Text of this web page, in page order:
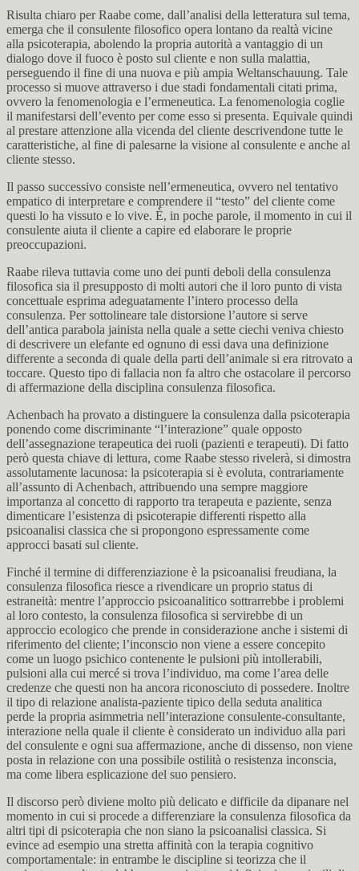
Risulta chiaro per Raabe come, dall’analisi della letteratura sul tema,
emerga che il consulente filosofico opera lontano da realtà vicine
alla psicoterapia, abolendo la propria autorità a vantaggio di un
dialogo dove il fuoco è posto sul cliente e non sulla malattia,
perseguendo il fine di una nuova e più ampia Weltanschauung. Tale
processo si muove attraverso i due stadi fondamentali citati prima,
ovvero la fenomenologia e l’ermeneutica. La fenomenologia coglie
il manifestarsi dell’evento per come esso si presenta. Equivale quindi
al prestare attenzione alla vicenda del cliente descrivendone tutte le
caratteristiche, al fine di palesarne la visione al consulente e anche al
cliente stesso.
Il passo successivo consiste nell’ermeneutica, ovvero nel tentativo
empatico di interpretare e comprendere il “testo” del cliente come
questi lo ha vissuto e lo vive. È, in poche parole, il momento in cui il
consulente aiuta il cliente a capire ed elaborare le proprie
preoccupazioni.
Raabe rileva tuttavia come uno dei punti deboli della consulenza
filosofica sia il presupposto di molti autori che il loro punto di vista
concettuale esprima adeguatamente l’intero processo della
consulenza. Per sottolineare tale distorsione l’autore si serve
dell’antica parabola jainista nella quale a sette ciechi veniva chiesto
di descrivere un elefante ed ognuno di essi dava una definizione
differente a seconda di quale della parti dell’animale si era ritrovato a
toccare. Questo tipo di fallacia non fa altro che ostacolare il percorso
di affermazione della disciplina consulenza filosofica.
Achenbach ha provato a distinguere la consulenza dalla psicoterapia
ponendo come discriminante “l’interazione” quale opposto
dell’assegnazione terapeutica dei ruoli (pazienti e terapeuti). Di fatto
però questa chiave di lettura, come Raabe stesso rivelerà, si dimostra
assolutamente lacunosa: la psicoterapia si è evoluta, contrariamente
all’assunto di Achenbach, attribuendo una sempre maggiore
importanza al concetto di rapporto tra terapeuta e paziente, senza
dimenticare l’esistenza di psicoterapie differenti rispetto alla
psicoanalisi classica che si propongono espressamente come
approcci basati sul cliente.
Finché il termine di differenziazione è la psicoanalisi freudiana, la
consulenza filosofica riesce a rivendicare un proprio status di
estraneità: mentre l’approccio psicoanalitico sottrarrebbe i problemi
al loro contesto, la consulenza filosofica si servirebbe di un
approccio ecologico che prende in considerazione anche i sistemi di
riferimento del cliente; l’inconscio non viene a essere concepito
come un luogo psichico contenente le pulsioni più intollerabili,
pulsioni alla cui mercé si trova l’individuo, ma come l’area delle
credenze che questi non ha ancora riconosciuto di possedere. Inoltre
il tipo di relazione analista-paziente tipico della seduta analitica
perde la propria asimmetria nell’interazione consulente-consultante,
interazione nella quale il cliente è considerato un individuo alla pari
del consulente e ogni sua affermazione, anche di dissenso, non viene
posta in relazione con una possibile ostilità o resistenza inconscia,
ma come libera esplicazione del suo pensiero.
Il discorso però diviene molto più delicato e difficile da dipanare nel
momento in cui si procede a differenziare la consulenza filosofica da
altri tipi di psicoterapia che non siano la psicoanalisi classica. Si
evince ad esempio una stretta affinità con la terapia cognitivo
comportamentale: in entrambe le discipline si teorizza che il